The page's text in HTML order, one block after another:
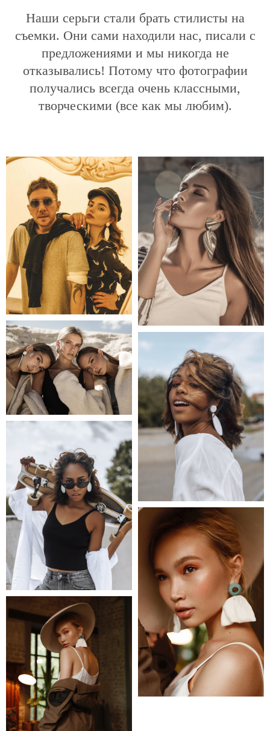
Наши серьги стали брать стилисты на
съемки. Они сами находили нас, писали с
предложениями и мы никогда не
отказывались! Потому что фотографии
получались всегда очень классными,
творческими (все как мы любим).